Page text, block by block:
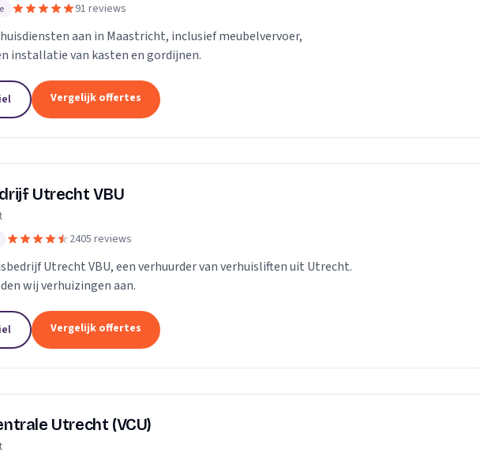
91 reviews
aan in Maastricht, inclusief meubelvervoer,
installatie van kasten en gordijnen.
Vergelijk offertes
Utrecht VBU
2405 reviews
Utrecht VBU, een verhuurder van verhuisliften uit Utrecht.
wij verhuizingen aan.
Vergelijk offertes
Utrecht (VCU)